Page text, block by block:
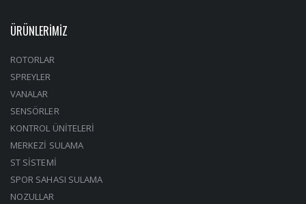
ÜRÜNLERİMİZ
ROTORLAR
SPREYLER
VANALAR
SENSÖRLER
KONTROL ÜNİTELERİ
MERKEZİ SULAMA
ST SİSTEMİ
SPOR SAHASI SULAMA
NOZULLAR